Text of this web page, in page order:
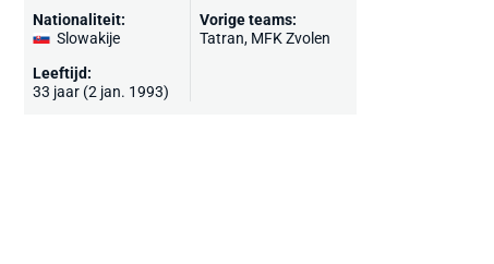
Nationaliteit:
Slowakije
Leeftijd:
33 jaar (2 jan. 1993)
Vorige teams:
Tatran, MFK Zvolen